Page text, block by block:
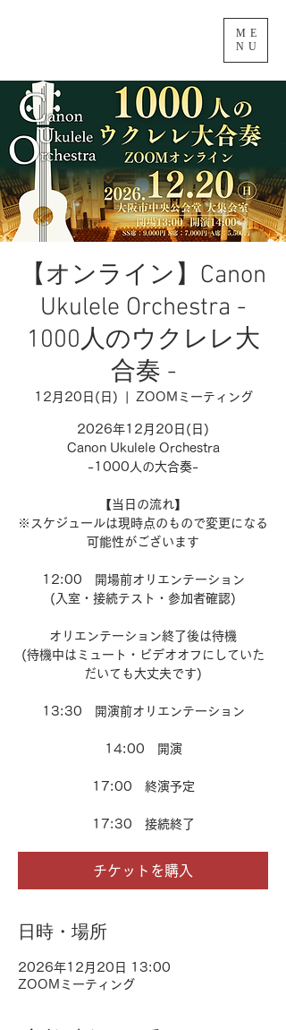
ME
NU
【オンライン】Canon
Ukulele Orchestra -
1000人のウクレレ大
合奏 -
12月20日(日) ZOOMミーティング
2026年12月20日(日)
Canon Ukulele Orchestra
-1000人の大合奏-
【当日の流れ】
※スケジュールは現時点のもので変更になる
可能性がございます
12:00 開場前オリエンテーション
(入室・接続テスト・参加者確認)
オリエンテーション終了後は待機
(待機中はミュート・ビデオオフにしていた
だいても大丈夫です)
13:30 開演前オリエンテーション
14:00 開演
17:00 終演予定
17:30 接続終了
チケットを購入
日時・場所
2026年12月20日 13:00
ZOOMミーティング